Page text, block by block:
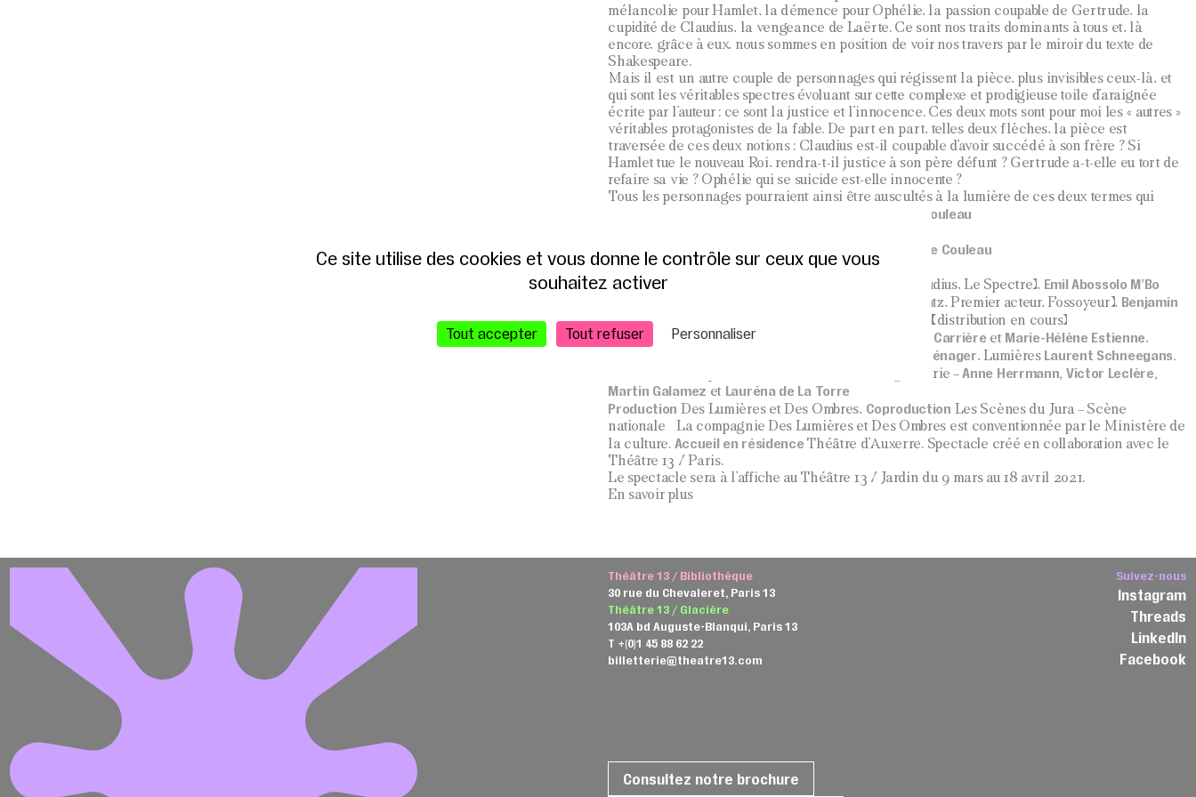
mélancolie pour Hamlet, la démence pour Ophélie, la passion coupable de Gertrude, la
cupidité de Claudius, la vengeance de Laërte. Ce sont nos traits dominants à tous et, là
encore, grâce à eux, nous sommes en position de voir nos travers par le miroir du texte de
Shakespeare.
Mais il est un autre couple de personnages qui régissent la pièce, plus invisibles ceux-là, et
qui sont les véritables spectres évoluant sur cette complexe et prodigieuse toile d’araignée
écrite par l’auteur : ce sont la justice et l’innocence. Ces deux mots sont pour moi les « autres »
véritables protagonistes de la fable. De part en part, telles deux flèches, la pièce est
traversée de ces deux notions : Claudius est-il coupable d’avoir succédé à son frère ? Si
Hamlet tue le nouveau Roi, rendra-t-il justice à son père défunt ? Gertrude a-t-elle eu tort de
refaire sa vie ? Ophélie qui se suicide est-elle innocente ?
Tous les personnages pourraient ainsi être auscultés à la lumière de ces deux termes qui
Guy-Pierre Couleau
William Shakespeare Guy-Pierre Couleau
Des Lumières et Des Ombres (Ile-de-France)
AvecAnne Le Guernec (Claudius, Le Spectre), Emil Abossolo M’Bo
(Rosencrantz, Premier acteur, Fossoyeur), Benjamin
Jungers
(Ophélie)… (distribution en cours)
AdaptationPeter Brook, Texte français Jean-Claude Carrière et Marie-Hélène Estienne,
Camille Pénager, Lumières Laurent Schneegans.
Administration, production et diffusion La Magnanerie –Anne Herrmann, Victor Leclère,
Martin Galamez et Lauréna de La Torre
Production Des Lumières et Des Ombres, Coproduction Les Scènes du Jura – Scène
nationale La compagnie Des Lumières et Des Ombres est conventionnée par le Ministère de
la culture. Accueil en résidence Théâtre d’Auxerre. Spectacle créé en collaboration avec le
Théâtre 13 / Paris.
Le spectacle sera à l’affiche au Théâtre 13 / Jardin du 9 mars au 18 avril 2021.
En savoir plus
Théâtre 13 / Bibliothèque
30 rue du Chevaleret, Paris 13
Théâtre 13 / Glacière
103A bd Auguste-Blanqui, Paris 13
T +(0)1 45 88 62 22
billetterie@theatre13.com
Consultez notre brochure
Suivez-nous
Instagram
Threads
LinkedIn
Facebook
Ce site utilise des cookies et vous donne le contrôle sur ceux que vous
souhaitez activer
Tout accepter Tout refuser Personnaliser